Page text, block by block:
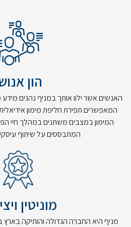
הון
האנשים אשר ילוו אותך במניף נהנים
המאפשרים תפירת חליפת מימון
המימון במצבים משתנים במהלך חיי
המתבססים על שיתוף
מוניטין
מניף היא החברה הגדולה והותיקה